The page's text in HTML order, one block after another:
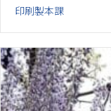
印刷製本課